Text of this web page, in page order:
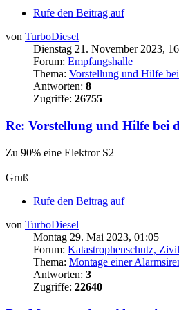
Rufe den Beitrag auf
von TurboDiesel
Dienstag 21. November 2023,
Forum: Empfangshalle
Thema: Vorstellung und Hilfe
Antworten: 8
Zugriffe: 26755
Re: Vorstellung und Hilfe bei
Zu 90% eine Elektror S2
Gruß
Rufe den Beitrag auf
von TurboDiesel
Montag 29. Mai 2023, 01:05
Forum: Katastrophenschutz,
Thema: Montage einer
Antworten: 3
Zugriffe: 22640